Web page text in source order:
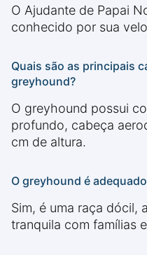
O Ajudante de Papai
conhecido por sua
Quais são as principais
greyhound?
O greyhound possui
profundo, cabeça
cm de altura.
O greyhound é
Sim, é uma raça dócil,
tranquila com famílias